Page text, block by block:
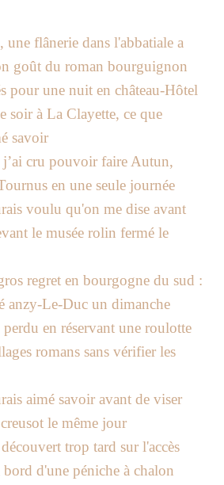
flânerie dans l'abbatiale a
goût du roman bourguignon
pour une nuit en château-Hôtel
soir à La Clayette, ce que
savoir
cru pouvoir faire Autun,
en une seule journée
voulu qu'on me dise avant
le musée rolin fermé le
regret en bourgogne du sud :
anzy-Le-Duc un dimanche
perdu en réservant une roulotte
romans sans vérifier les
aimé savoir avant de viser
le même jour
trop tard sur l'accès
bord d'une péniche à chalon